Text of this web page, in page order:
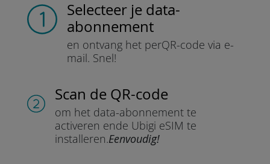
Selecteer je data-
abonnement
en ontvang het perQR-code via e-
mail. Snel!
Scan de QR-code
om het data-abonnement te
activeren ende Ubigi eSIM te
installeren.Eenvoudig!